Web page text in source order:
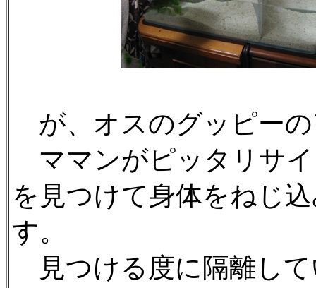
が、オスのグッピー
ママンがピッタリサ
を見つけて身体をねじ
す。
見つける度に隔離し